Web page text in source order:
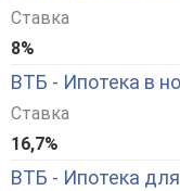
Ставка
8%
ВТБ - Ипотека в
Ставка
16,7%
ВТБ - Ипотека